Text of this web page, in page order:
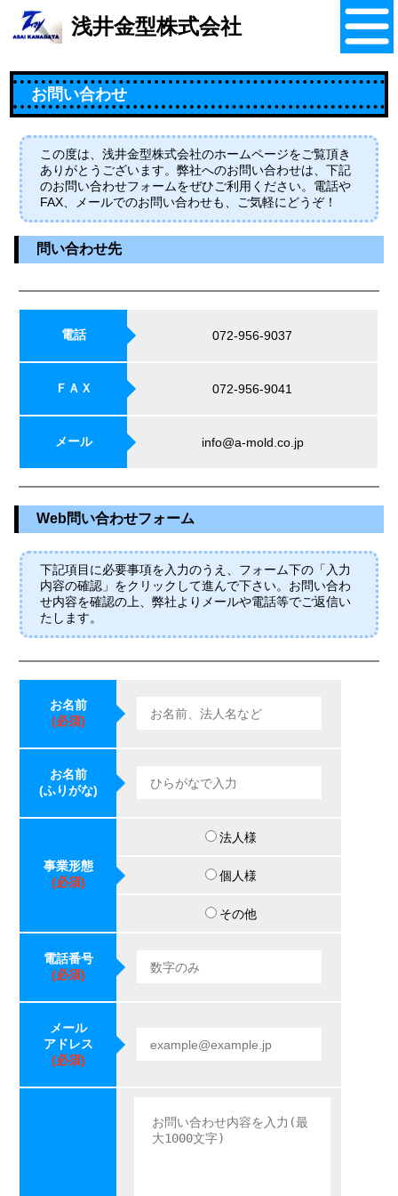
浅井金型株式会社
お問い合わせ
この度は、浅井金型株式会社のホームページをご覧頂き
ありがとうございます。弊社へのお問い合わせは、下記
のお問い合わせフォームをぜひご利用ください。電話や
FAX、メールでのお問い合わせも、ご気軽にどうぞ！
問い合わせ先
電話 072-956-9037
ＦＡＸ 072-956-9041
メール info@a-mold.co.jp
Web問い合わせフォーム
下記項目に必要事項を入力のうえ、フォーム下の「入力
内容の確認」をクリックして進んで下さい。お問い合わ
せ内容を確認の上、弊社よりメールや電話等でご返信い
たします。
お名前
(必須)
お名前
(ふりがな)
事業形態
(必須)
法人様
個人様
その他
電話番号
(必須)
メール
アドレス
(必須)